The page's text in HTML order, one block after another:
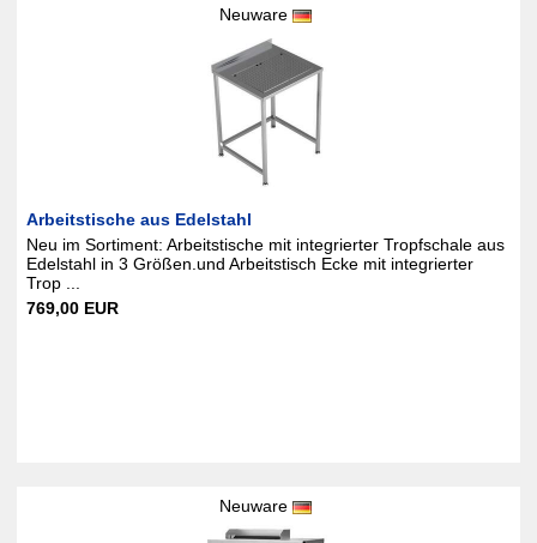
Neuware
Arbeitstische aus Edelstahl
Neu im Sortiment: Arbeitstische mit integrierter Tropfschale aus
Edelstahl in 3 Größen.und Arbeitstisch Ecke mit integrierter
Trop ...
769,00 EUR
Neuware